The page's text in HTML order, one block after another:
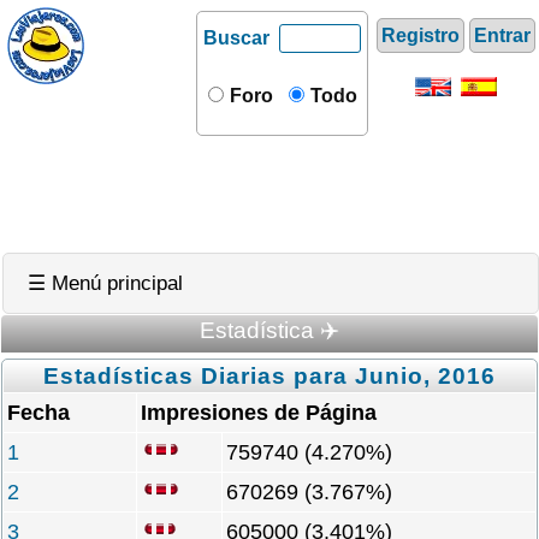
Registro Entrar
Buscar
Foro Todo
☰ Menú principal
Estadística ✈️
Estadísticas Diarias para Junio, 2016
Fecha
Impresiones de Página
1
759740 (4.270%)
2
670269 (3.767%)
3
605000 (3.401%)